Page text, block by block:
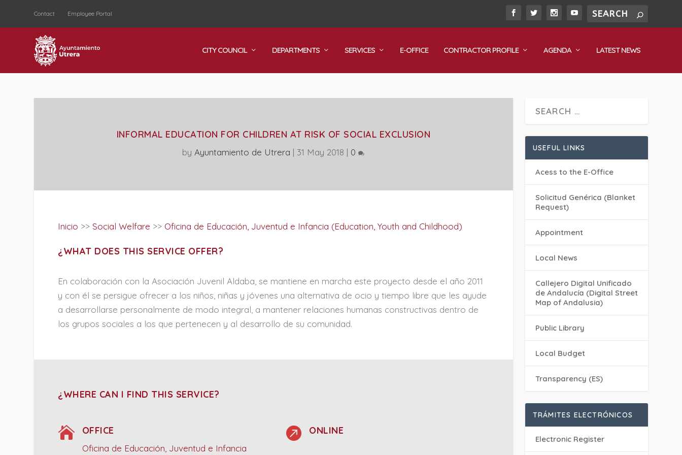
Contact Employee Portal
CITY COUNCIL DEPARTMENTS SERVICES E-OFFICE CONTRACTOR PROFILE AGENDA LATEST NEWS
INFORMAL EDUCATION FOR CHILDREN AT RISK OF SOCIAL EXCLUSION
byAyuntamiento de Utrera | 31 May 2018 | 0
Inicio >> Social Welfare >> Oficina de Educación, Juventud e Infancia (Education, Youth and Childhood)
¿WHAT DOES THIS SERVICE OFFER?
En colaboración con la Asociación Juvenil Aldaba, se mantiene en marcha este proyecto desde el año 2011
y con él se persigue ofrecer a los niños, niñas y jóvenes una alternativa de ocio y tiempo libre que les ayude
a desarrollarse personalmente de modo integral, a mantener relaciones humanas constructivas dentro de
los grupos sociales a los que pertenecen y al desarrollo de su comunidad.
¿WHERE CAN I FIND THIS SERVICE?
 OFFICE
Oficina de Educación, Juventud e Infancia
 ONLINE
USEFUL LINKS
Acess to the E-Office
Solicitud Genérica (Blanket
Request)
Appointment
Local News
Callejero Digital Unificado
de Andalucía (Digital Street
Map of Andalusia)
Public Library
Local Budget
Transparency (ES)
TRÁMITES ELECTRÓNICOS
Electronic Register